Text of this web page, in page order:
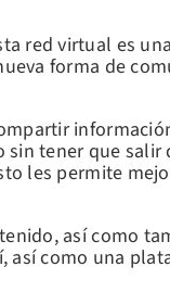
red virtual es
forma de
tener que salir
les permite
así como
así como una